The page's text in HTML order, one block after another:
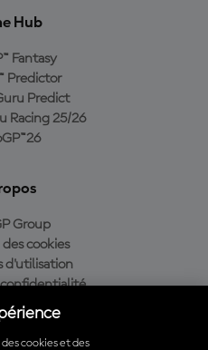
Hub
Fantasy
Predictor
Predict
Racing 25/26
Group
cookies
d'utilisation
d’achat
cookies et des